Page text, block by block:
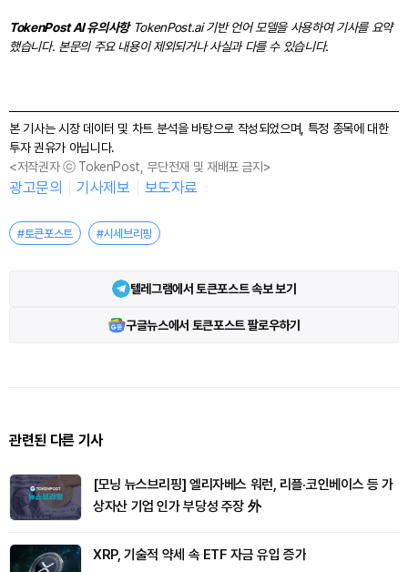
TokenPost AI 유의사항TokenPost.ai 기반 언어 모델을 사용하여 기사를 요약
했습니다. 본문의 주요 내용이 제외되거나 사실과 다를 수 있습니다.
본 기사는 시장 데이터 및 차트 분석을 바탕으로 작성되었으며, 특정 종목에 대한
투자 권유가 아닙니다.
<저작권자 ⓒ TokenPost, 무단전재 및 재배포 금지>
광고문의 기사제보 보도자료
#토큰포스트 #시세브리핑
텔레그램에서 토큰포스트 속보 보기
구글뉴스에서 토큰포스트 팔로우하기
관련된 다른 기사
[모닝 뉴스브리핑] 엘리자베스 워런, 리플·코인베이스 등 가
상자산 기업 인가 부당성 주장 外
XRP, 기술적 약세 속 ETF 자금 유입 증가